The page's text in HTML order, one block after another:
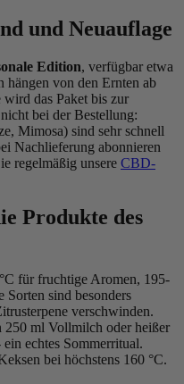
und Neuauflage
Edition, verfügbar etwa
von den Ernten ab
das Paket bis zur
bei der Bestellung:
Mimosa) sind sehr schnell
Nachlieferung abonnieren
regelmäßig unsere CBD-
Produkte des
für fruchtige Aromen, 195-
Sorten sind besonders
verschwinden.
250 ml Vollmilch oder heißer
echtes Sommerritual.
bei höchstens 160 °C.